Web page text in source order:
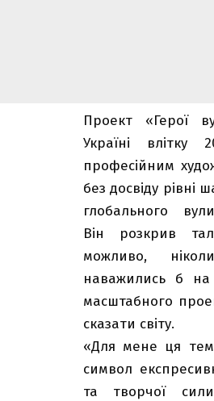
Проект «Герої
Україні влітку
професійним
без досвіду рівні
глобального
Він розкрив
можливо,
наважились б на
масштабного
сказати світу.
«Для мене ця
символ
та творчої